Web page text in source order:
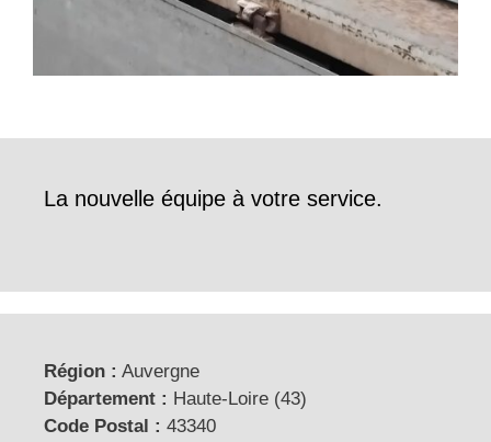
La nouvelle équipe à votre service.
Région : Auvergne
Département : Haute-Loire (43)
Code Postal : 43340